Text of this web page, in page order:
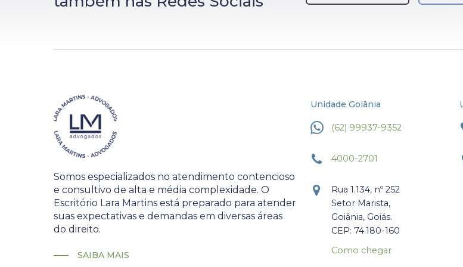
Somos especializados no atendimento contencioso
e consultivo de alta e média complexidade. O
Escritório Lara Martins está preparado para atender
suas expectativas e demandas em diversas áreas
do direito.
SAIBA MAIS
Unidade Goiânia
(62) 99937-9352
4000-2701
Rua 1.134, nº 252
Setor Marista,
Goiânia, Goiás.
CEP: 74.180-160
Como chegar